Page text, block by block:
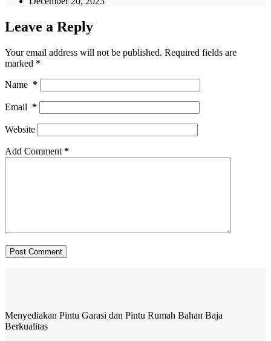
Leave a Reply
Your email address will not be published. Required fields are
marked *
Name *
Email *
Website
Add Comment *
Post Comment
Menyediakan Pintu Garasi dan Pintu Rumah Bahan Baja
Berkualitas